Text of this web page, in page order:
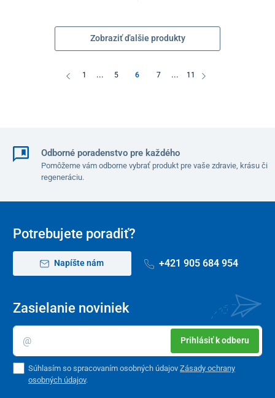
Zobraziť ďalšie produkty
1 ... 5 6 7 ... 11
Odborné poradenstvo pre každého
Pomôžeme vám odborne vybrať produkt pre vaše zdravie, krásu či
regeneráciu.
Potrebujete poradiť?
Napíšte nám +421 905 684 954
Zasielanie noviniek
Prihlásiť k odberu
Súhlasím so spracovaním osobných údajovZásady ochrany
osobných údajov.